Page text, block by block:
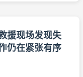
援现场发现失
仍在紧张有序